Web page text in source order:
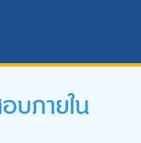
บภายใน